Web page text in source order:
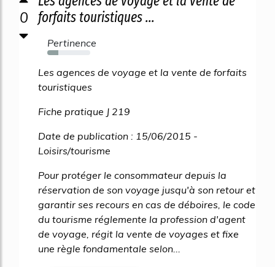
0
forfaits touristiques ...
Pertinence
26%
Les agences de voyage et la vente de forfaits
touristiques
Fiche pratique J 219
Date de publication : 15/06/2015 -
Loisirs/tourisme
Pour protéger le consommateur depuis la
réservation de son voyage jusqu'à son retour et
garantir ses recours en cas de déboires, le code
du tourisme réglemente la profession d'agent
de voyage, régit la vente de voyages et fixe
une règle fondamentale selon...